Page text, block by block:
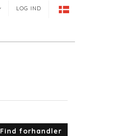
LOG IND
Find forhandler